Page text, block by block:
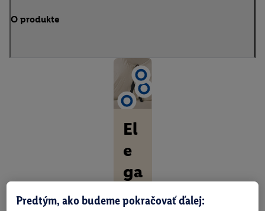
O produkte
El
e
ga
nt
Predtým, ako budeme pokračovať ďalej: